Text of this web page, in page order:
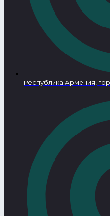
Республика Армения,